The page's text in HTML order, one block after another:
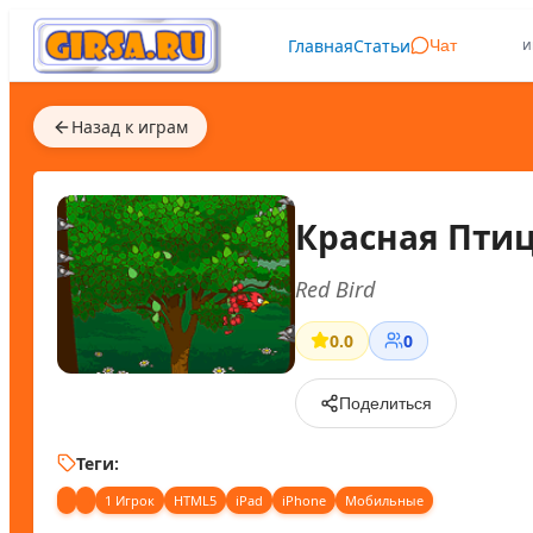
ГлавнаяСтатьи Чат
Назад к играм
Красная
Red Bird
0.0 0
Поделиться
Теги:
1 Игрок HTML5 iPad iPhone Мобильные